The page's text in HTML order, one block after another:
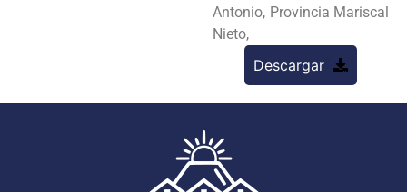
Antonio, Provincia Mariscal
Nieto,
Descargar